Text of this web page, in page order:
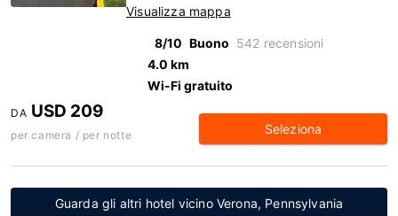
Visualizza mappa
8/10 Buono 542 recensioni
4.0 km
Wi-Fi gratuito
DA USD 209
per camera / per notte Seleziona
Guarda gli altri hotel vicino Verona, Pennsylvania